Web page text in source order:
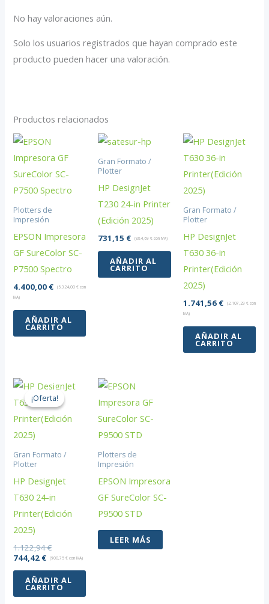
No hay valoraciones aún.
Solo los usuarios registrados que hayan comprado este
producto pueden hacer una valoración.
Productos relacionados
Plotters de
Impresión
EPSON Impresora
GF SureColor SC-
P7500 Spectro
4.400,00 € (5.324,00€ con
IVA)
AÑADIR AL
CARRITO
Gran Formato /
Plotter
HP DesignJet
T230 24-in Printer
(Edición 2025)
731,15 € (884,69€ con IVA)
AÑADIR AL
CARRITO
Gran Formato /
Plotter
HP DesignJet
T630 36-in
Printer(Edición
2025)
1.741,56 € (2.107,29 €con
IVA)
AÑADIR AL
CARRITO
¡Oferta!
¡Oferta!
Gran Formato /
Plotter
HP DesignJet
T630 24-in
Printer(Edición
2025)
1.122,94€El
precio
era:
1.122,94 €.
744,42 €El
actual
es:
744,42 €.
(900,75€ con IVA)
AÑADIR AL
CARRITO
Plotters de
Impresión
EPSON Impresora
GF SureColor SC-
P9500 STD
LEER MÁS